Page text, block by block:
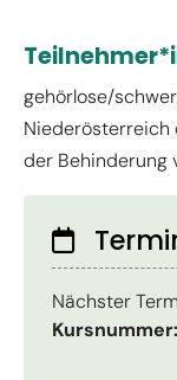
gehörlose/
Niederösterreich
der Behinderung
Nächster
Kursnummer: